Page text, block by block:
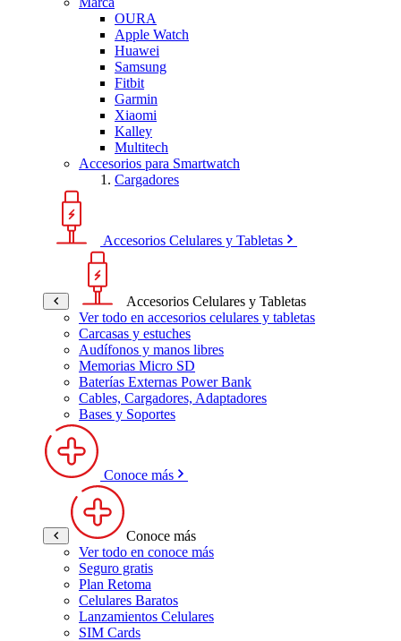
OURA
Apple Watch
Huawei
Samsung
Fitbit
Garmin
Xiaomi
Kalley
Multitech
Accesorios para Smartwatch
Cargadores
Accesorios Celulares y Tabletas
Accesorios Celulares y Tabletas
Ver todo en accesorios celulares y tabletas
Carcasas y estuches
Audífonos y manos libres
Memorias Micro SD
Baterías Externas Power Bank
Cables, Cargadores, Adaptadores
Bases y Soportes
Conoce más
Conoce más
Ver todo en conoce más
Seguro gratis
Plan Retoma
Celulares Baratos
Lanzamientos Celulares
SIM Cards